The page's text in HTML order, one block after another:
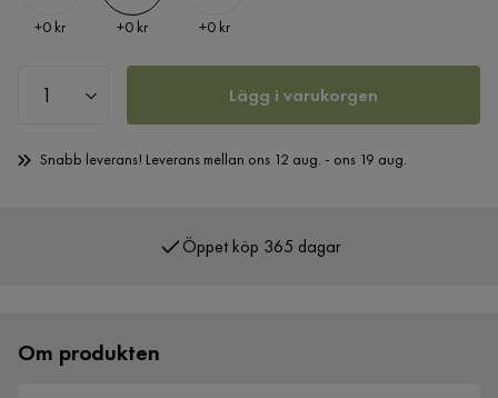
Pris
+0 kr Pris
+0 kr Pris
+0 kr
Lägg i varukorgen
Snabb leverans! Leverans mellan ons 12 aug. - ons 19 aug.
Om produkten